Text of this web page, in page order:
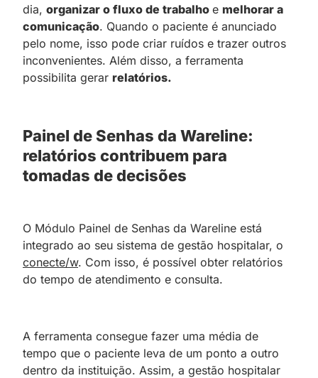
dia, organizar o fluxo de trabalho e melhorar a
comunicação. Quando o paciente é anunciado
pelo nome, isso pode criar ruídos e trazer outros
inconvenientes. Além disso, a ferramenta
possibilita gerar relatórios.
Painel de Senhas da Wareline:
relatórios contribuem para
tomadas de decisões
O Módulo Painel de Senhas da Wareline está
integrado ao seu sistema de gestão hospitalar, o
conecte/w. Com isso, é possível obter relatórios
do tempo de atendimento e consulta.
A ferramenta consegue fazer uma média de
tempo que o paciente leva de um ponto a outro
dentro da instituição. Assim, a gestão hospitalar